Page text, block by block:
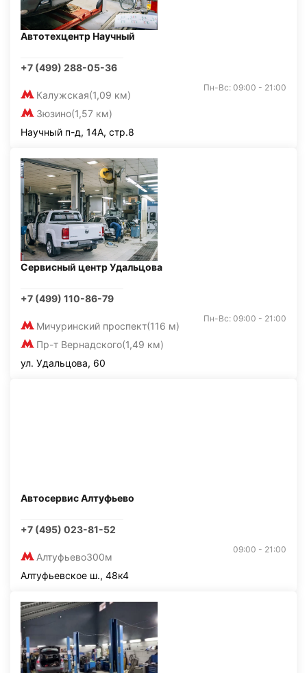
Автотехцентр Научный
+7 (499) 288-05-36
Калужская(1,09 км)
Зюзино(1,57 км)
Пн-Вс: 09:00 - 21:00
Научный п-д, 14А, стр.8
Сервисный центр Удальцова
+7 (499) 110-86-79
Мичуринский проспект(116 м)
Пр-т Вернадского(1,49 км)
Пн-Вс: 09:00 - 21:00
ул. Удальцова, 60
Автосервис Алтуфьево
+7 (495) 023-81-52
Алтуфьево300м
09:00 - 21:00
Алтуфьевское ш., 48к4